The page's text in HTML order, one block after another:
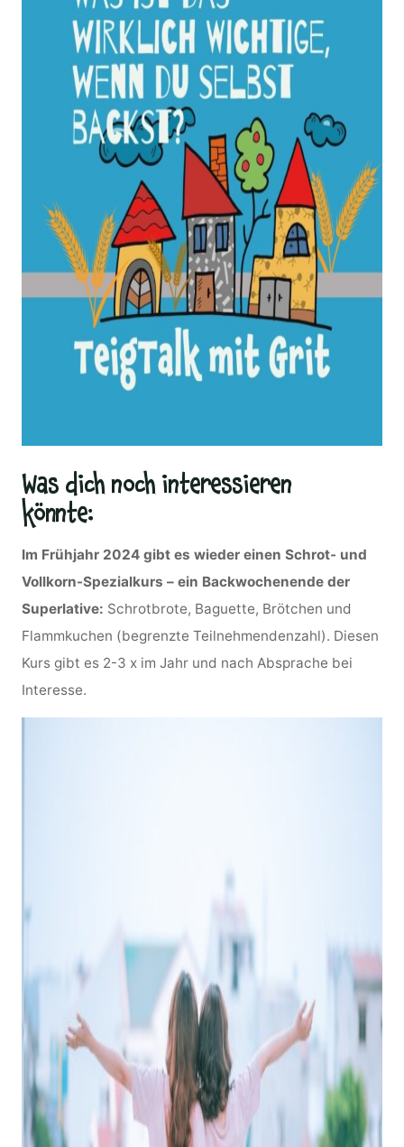
Was dich noch interessieren
könnte:
Im Frühjahr 2024 gibt es wieder einen Schrot- und
Vollkorn-Spezialkurs – ein Backwochenende der
Superlative: Schrotbrote, Baguette, Brötchen und
Flammkuchen (begrenzte Teilnehmendenzahl). Diesen
Kurs gibt es 2-3 x im Jahr und nach Absprache bei
Interesse.